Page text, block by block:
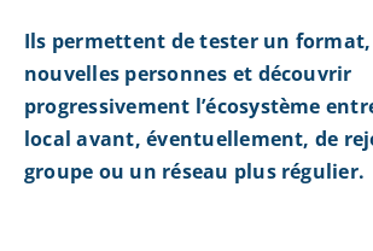
Ils permettent de tester un
nouvelles personnes et découvrir
progressivement l’écosystème
local avant, éventuellement, de
groupe ou un réseau plus régulier.